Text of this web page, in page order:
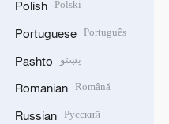
Polish Polski
Portuguese Português
Pashto پښتو
Romanian Română
Russian Русский